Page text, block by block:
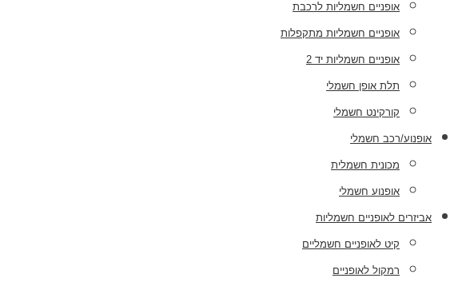
אופניים חשמליות לרכבת
אופניים חשמליות מתקפלות
אופניים חשמליות יד 2
תלת אופן חשמלי
קורקינט חשמלי
אופנוע/רכב חשמלי
מכונית חשמלית
אופנוע חשמלי
אביזרים לאופניים חשמליות
קיט לאופניים חשמליים
רמקול לאופניים